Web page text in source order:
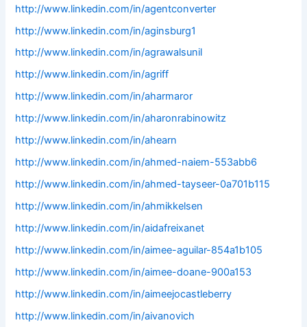
http://www.linkedin.com/in/agentconverter
http://www.linkedin.com/in/aginsburg1
http://www.linkedin.com/in/agrawalsunil
http://www.linkedin.com/in/agriff
http://www.linkedin.com/in/aharmaror
http://www.linkedin.com/in/aharonrabinowitz
http://www.linkedin.com/in/ahearn
http://www.linkedin.com/in/ahmed-naiem-553abb6
http://www.linkedin.com/in/ahmed-tayseer-0a701b115
http://www.linkedin.com/in/ahmikkelsen
http://www.linkedin.com/in/aidafreixanet
http://www.linkedin.com/in/aimee-aguilar-854a1b105
http://www.linkedin.com/in/aimee-doane-900a153
http://www.linkedin.com/in/aimeejocastleberry
http://www.linkedin.com/in/aivanovich